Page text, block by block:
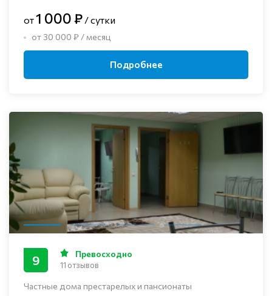
от1 000 ₽ / сутки
от 30 000 ₽ / месяц
Подробнее
Частные дома престарелых и пансионаты
9 Превосходно
11 отзывов